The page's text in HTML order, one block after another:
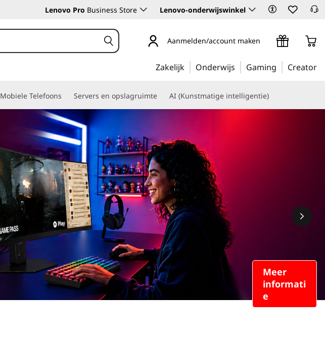
Lenovo Pro Business Store Lenovo-onderwijswinkel
Aanmelden/account maken
Zakelijk Onderwijs Gaming Creator
Mobiele Telefoons Servers en opslagruimte AI (Kunstmatige intelligentie)
Meer
informati
e